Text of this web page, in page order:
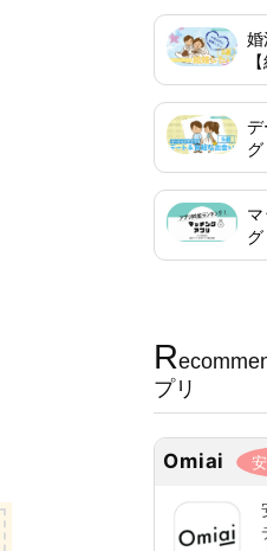
婚
デ
R
プリ
Omiai